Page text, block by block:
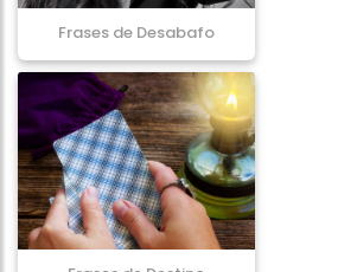
Frases de Desabafo